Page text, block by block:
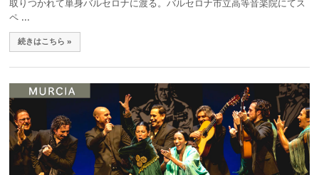
取りつかれて単身バルセロナに渡る。バルセロナ市立高等音楽院にてス
ペ ...
続きはこちら »